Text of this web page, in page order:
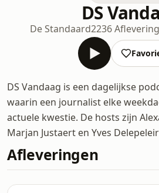
DS
De Standaard2236
DS Vandaag is een dagelijkse
waarin een journalist elke
actuele kwestie. De hosts zijn
Marjan Justaert en Yves
Afleveringen